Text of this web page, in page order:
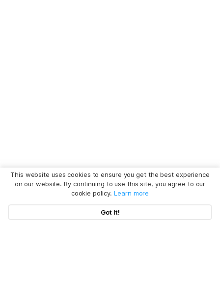
This website uses cookies to ensure you get the best experience
on our website. By continuing to use this site, you agree to our
cookie policy.Learn more
Got It!